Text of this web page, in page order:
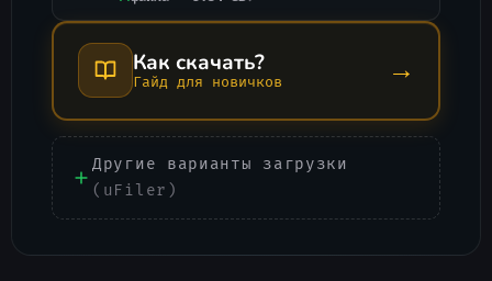
Как скачать?
Гайд для новичков →
Другие варианты загрузки
(uFiler)